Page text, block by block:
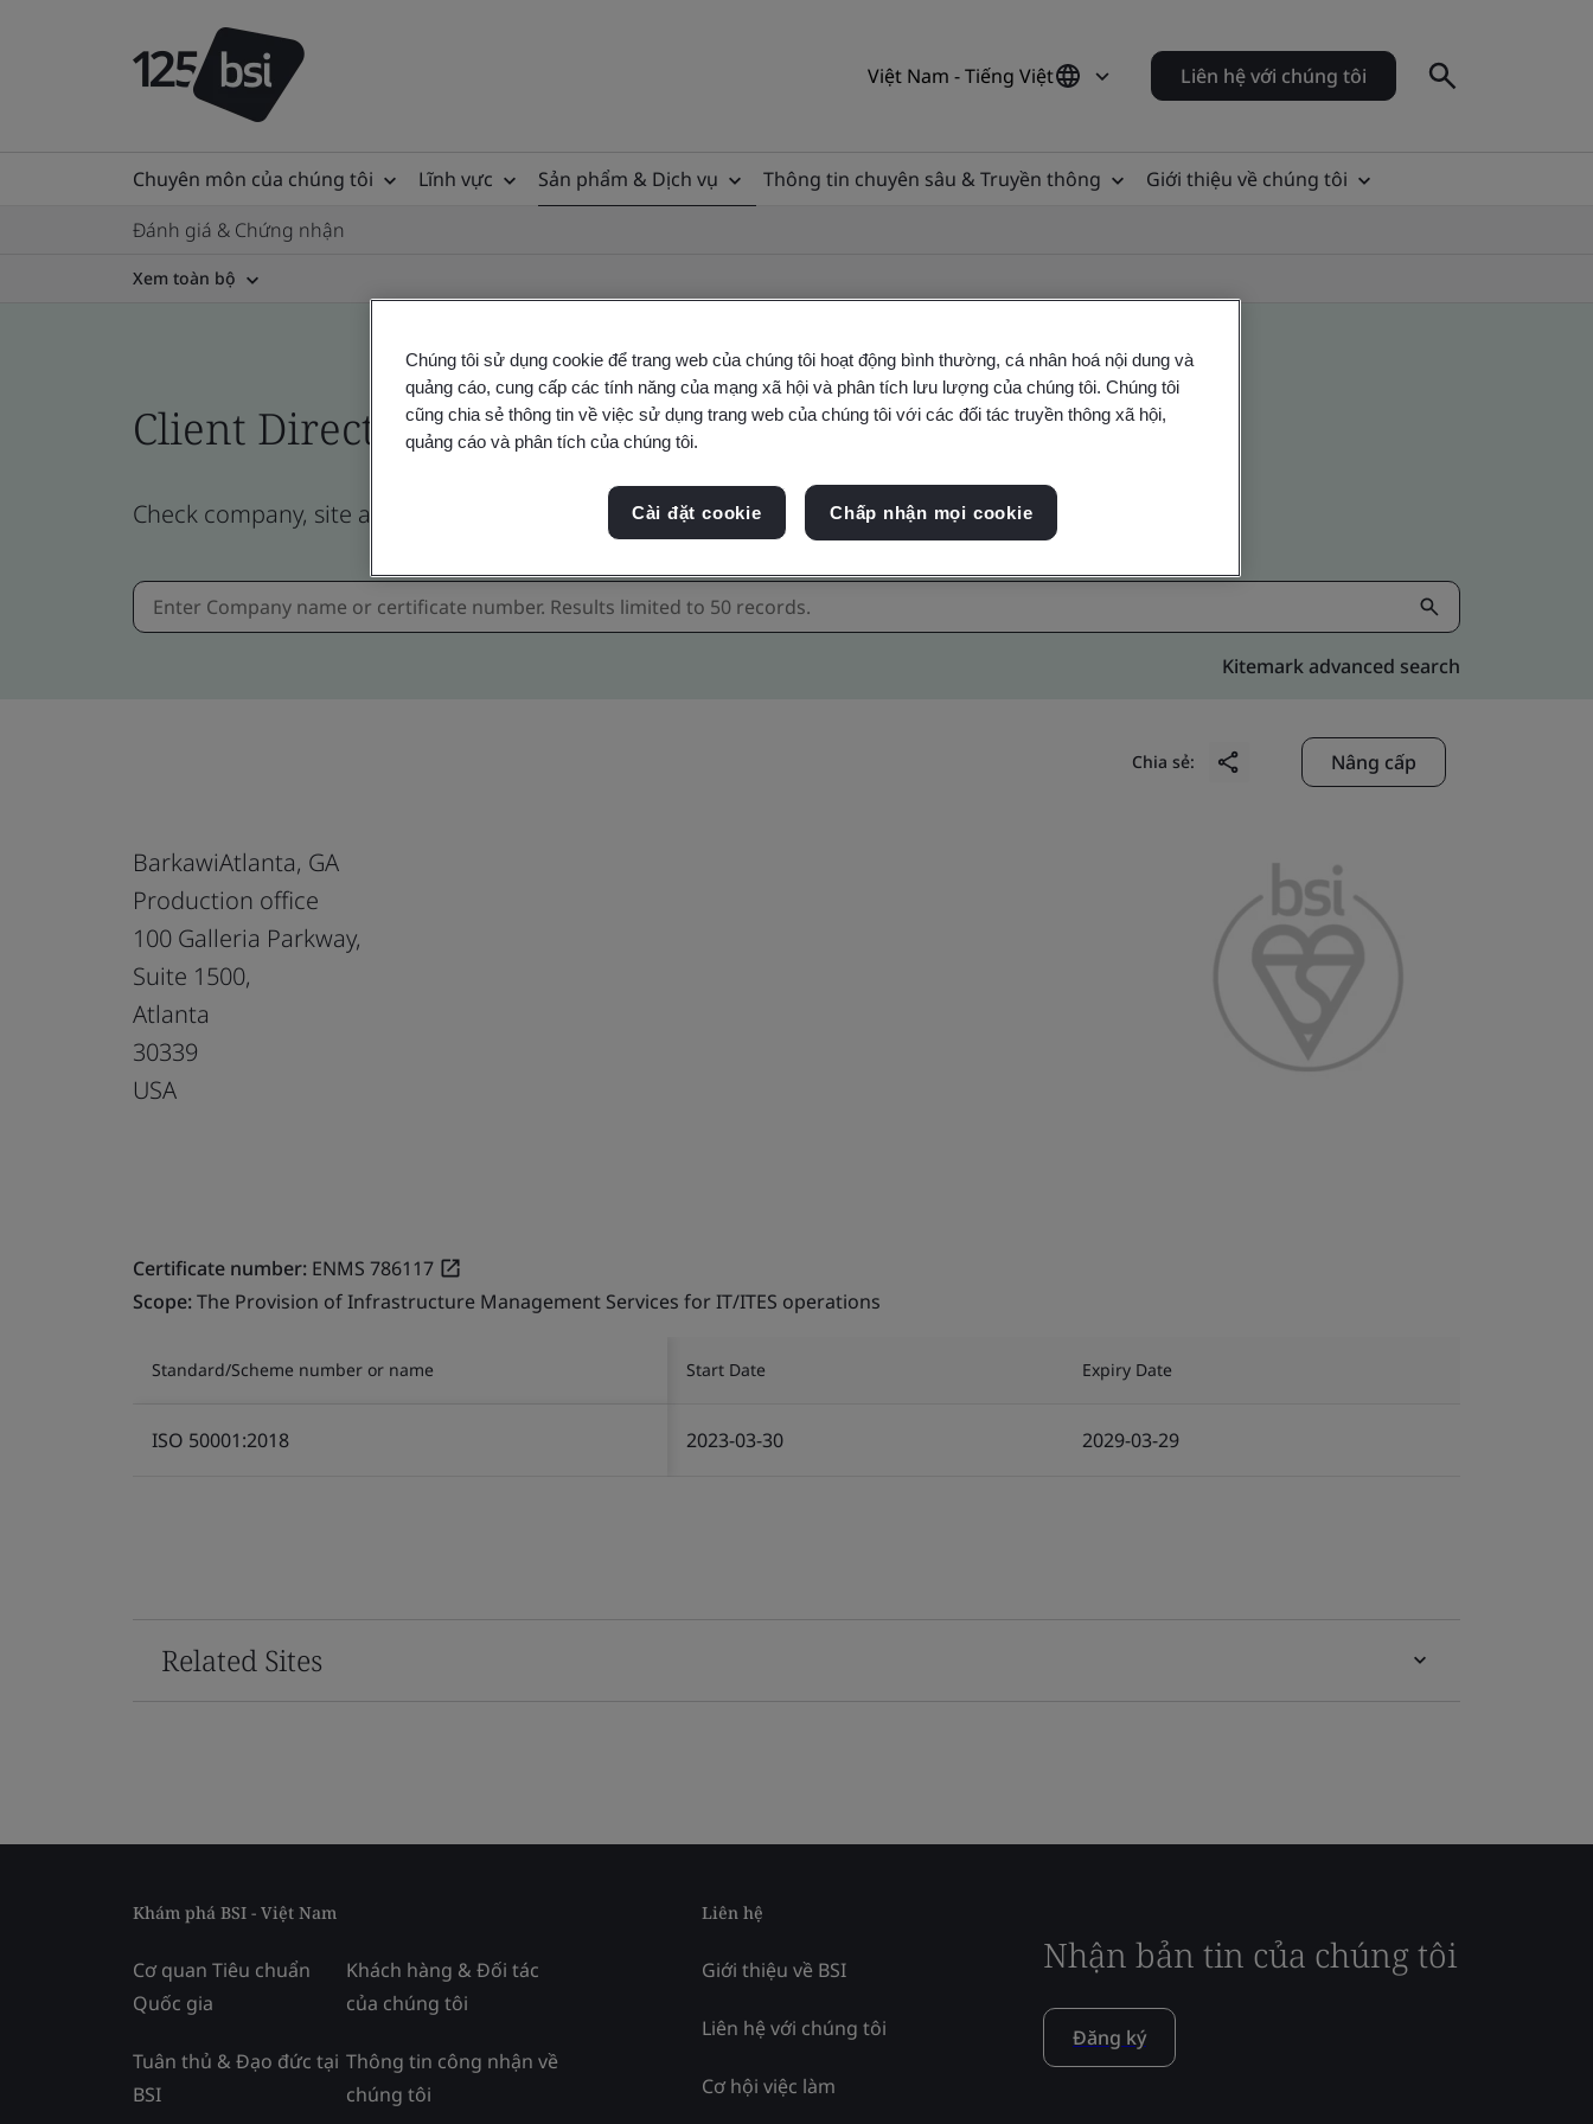
Việt Nam - Tiếng Việt Liên hệ với chúng tôi
Chuyên môn của chúng tôi Lĩnh vực Sản phẩm & Dịch vụ Thông tin chuyên sâu & Truyền thông
Giới thiệu về chúng tôi
Đánh giá & Chứng nhận
Xem toàn bộ
Client Directory profile
Check company, site and product certificates - Validation and Verification
Kitemark advanced search
Chia sẻ: Nâng cấp
BarkawiAtlanta, GA
Production office
100 Galleria Parkway,
Suite 1500,
Atlanta
30339
USA
Certificate number: ENMS 786117
Scope:The Provision of Infrastructure Management Services for IT/ITES operations
Standard/Scheme number or name Start Date Expiry Date
ISO 50001:2018 2023-03-30 2029-03-29
Related Sites
Khám phá BSI - Việt Nam
Cơ quan Tiêu chuẩn
Quốc gia
Tuân thủ & Đạo đức tại
BSI
Khách hàng & Đối tác
của chúng tôi
Thông tin công nhận về
chúng tôi
Liên hệ
Giới thiệu về BSI
Liên hệ với chúng tôi
Cơ hội việc làm
Nhận bản tin của chúng tôi
Đăng ký
Chúng tôi sử dụng cookie để trang web của chúng tôi hoạt động bình thường, cá nhân hoá nội dung và
quảng cáo, cung cấp các tính năng của mạng xã hội và phân tích lưu lượng của chúng tôi. Chúng tôi
cũng chia sẻ thông tin về việc sử dụng trang web của chúng tôi với các đối tác truyền thông xã hội,
quảng cáo và phân tích của chúng tôi.
Cài đặt cookie Chấp nhận mọi cookie